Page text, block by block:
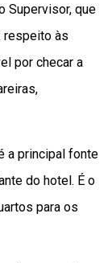
Supervisor, que
respeito às
por checar a
a principal fonte
do hotel. É o
para os